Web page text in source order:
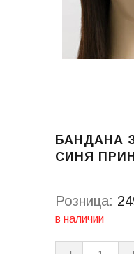
БАНДАНА
СИНЯ
Розница:
в наличии